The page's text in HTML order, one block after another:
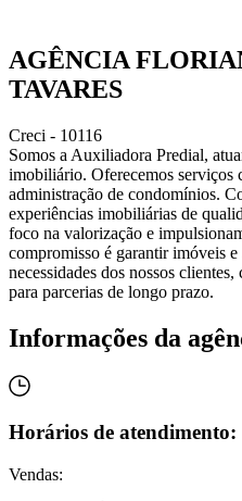
AGÊNCIA
TAVARES
Creci - 10116
Somos a Auxiliadora Predial,
imobiliário. Oferecemos serviços
administração de condomínios.
experiências imobiliárias de
foco na valorização e
compromisso é garantir imóveis e
necessidades dos nossos
para parcerias de longo prazo.
Informações da
Horários de atendimento:
Vendas: